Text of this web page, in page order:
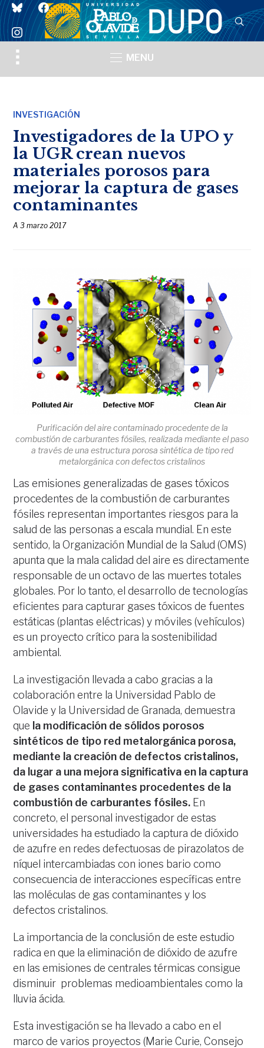
blueskyfacebook
instagram
Toggle
sidebar
MENU
INVESTIGACIÓN
Investigadores de la UPO y
la UGR crean nuevos
materiales porosos para
mejorar la captura de gases
contaminantes
A3 marzo 2017
Purificación del aire contaminado procedente de la
combustión de carburantes fósiles, realizada mediante el paso
a través de una estructura porosa sintética de tipo red
metalorgánica con defectos cristalinos
Las emisiones generalizadas de gases tóxicos
procedentes de la combustión de carburantes
fósiles representan importantes riesgos para la
salud de las personas a escala mundial. En este
sentido, la Organización Mundial de la Salud (OMS)
apunta que la mala calidad del aire es directamente
responsable de un octavo de las muertes totales
globales. Por lo tanto, el desarrollo de tecnologías
eficientes para capturar gases tóxicos de fuentes
estáticas (plantas eléctricas) y móviles (vehículos)
es un proyecto crítico para la sostenibilidad
ambiental.
La investigación llevada a cabo gracias a la
colaboración entre la Universidad Pablo de
Olavide y la Universidad de Granada, demuestra
que la modificación de sólidos porosos
sintéticos de tipo red metalorgánica porosa,
mediante la creación de defectos cristalinos,
da lugar a una mejora significativa en la captura
de gases contaminantes procedentes de la
combustión de carburantes fósiles. En
concreto, el personal investigador de estas
universidades ha estudiado la captura de dióxido
de azufre en redes defectuosas de pirazolatos de
níquel intercambiadas con iones bario como
consecuencia de interacciones específicas entre
las moléculas de gas contaminantes y los
defectos cristalinos.
La importancia de la conclusión de este estudio
radica en que la eliminación de dióxido de azufre
en las emisiones de centrales térmicas consigue
disminuir problemas medioambientales como la
lluvia ácida.
Esta investigación se ha llevado a cabo en el
marco de varios proyectos (Marie Curie, Consejo